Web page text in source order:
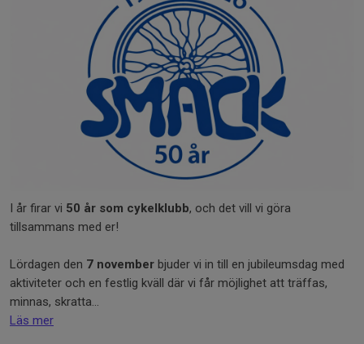
I år firar vi 50 år som cykelklubb, och det vill vi göra
tillsammans med er!
Lördagen den 7 november bjuder vi in till en jubileumsdag med
aktiviteter och en festlig kväll där vi får möjlighet att träffas,
minnas, skratta...
Läs mer